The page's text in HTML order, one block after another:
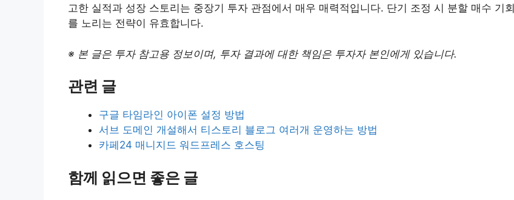
고한 실적과 성장 스토리는 중장기 투자 관점에서 매우 매력적입니다. 단기 조정 시 분할 매수 기회
를 노리는 전략이 유효합니다.
※ 본 글은 투자 참고용 정보이며, 투자 결과에 대한 책임은 투자자 본인에게 있습니다.
관련 글
구글 타임라인 아이폰 설정 방법
서브 도메인 개설해서 티스토리 블로그 여러개 운영하는 방법
카페24 매니지드 워드프레스 호스팅
함께 읽으면 좋은 글